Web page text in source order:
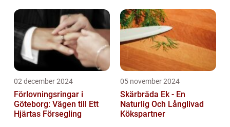
02 december 2024
Förlovningsringar i
Göteborg: Vägen till Ett
Hjärtas Försegling
05 november 2024
Skärbräda Ek - En
Naturlig Och Långlivad
Kökspartner